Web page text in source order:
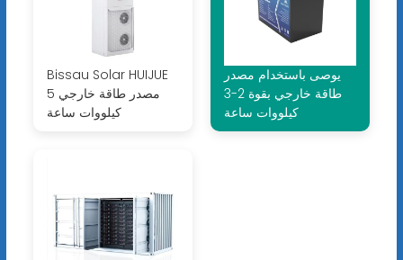
Bissau Solar HUIJUE
مصدر طاقة خارجي 5
كيلووات ساعة
يوصى باستخدام مصدر
طاقة خارجي بقوة 2-3
كيلووات ساعة